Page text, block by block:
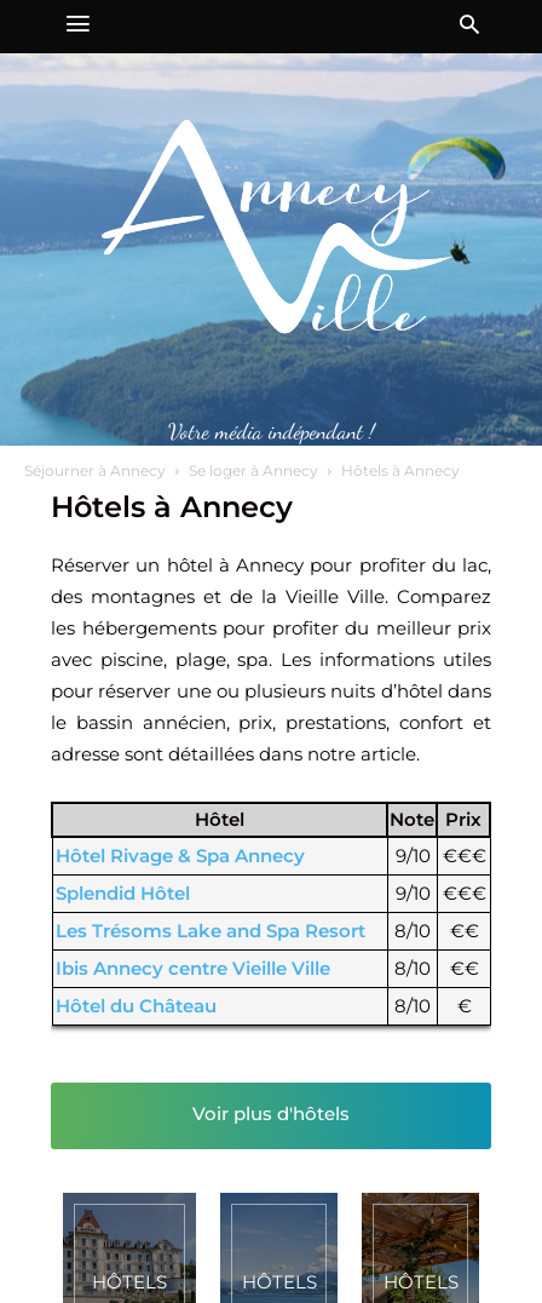
Votre média indépendant !
Séjourner à Annecy Se loger à Annecy Hôtels à Annecy
Hôtels à Annecy
Réserver un hôtel à Annecy pour profiter du lac,
des montagnes et de la Vieille Ville. Comparez
les hébergements pour profiter du meilleur prix
avec piscine, plage, spa. Les informations utiles
pour réserver une ou plusieurs nuits d’hôtel dans
le bassin annécien, prix, prestations, confort et
adresse sont détaillées dans notre article.
Hôtel Note Prix
Hôtel Rivage & Spa Annecy
9/10 €€€
Splendid Hôtel
9/10 €€€
Les Trésoms Lake and Spa Resort
8/10
€€
Ibis Annecy centre Vieille Ville
8/10
€€
Hôtel du Château
8/10 €
Voir plus d'hôtels
HÔTELS HÔTELS HÔTELS